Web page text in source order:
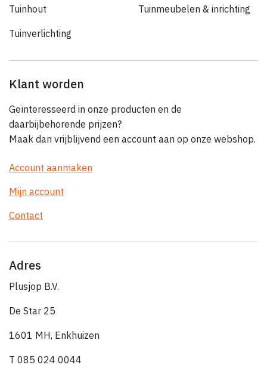
Tuinhout Tuinmeubelen & inrichting
Tuinverlichting
Klant worden
Geïnteresseerd in onze producten en de
daarbijbehorende prijzen?
Maak dan vrijblijvend een account aan op onze webshop.
Account aanmaken
Mijn account
Contact
Adres
Plusjop B.V.
De Star 25
1601 MH, Enkhuizen
T 085 024 0044